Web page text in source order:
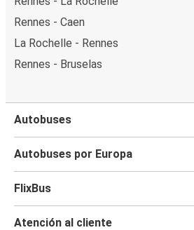
Rennes - Caen
La Rochelle - Rennes
Rennes - Bruselas
Autobuses
Autobuses por Europa
FlixBus
Atención al cliente